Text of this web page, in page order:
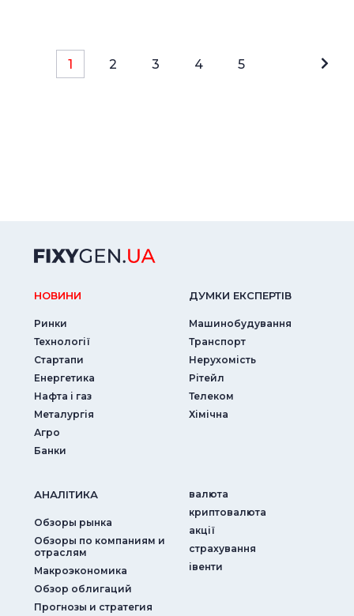
1 2 3 4 5
НОВИНИ
Ринки
Технології
Стартапи
Енергетика
Нафта і газ
Металургія
Агро
Банки
ДУМКИ ЕКСПЕРТIВ
Машинобудування
Транспорт
Нерухомість
Рітейл
Телеком
Хімічна
АНАЛIТИКА
Обзоры рынка
Обзоры по компаниям и
отраслям
Макроэкономика
Обзор облигаций
Прогнозы и стратегия
валюта
криптовалюта
акції
страхування
iвенти